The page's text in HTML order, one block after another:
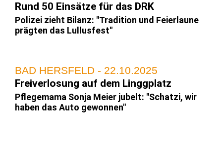
Rund 50 Einsätze für das DRK
Polizei zieht Bilanz: "Tradition und Feierlaune
prägten das Lullusfest"
BAD HERSFELD - 22.10.2025
Freiverlosung auf dem Linggplatz
Pflegemama Sonja Meier jubelt: "Schatzi, wir
haben das Auto gewonnen"